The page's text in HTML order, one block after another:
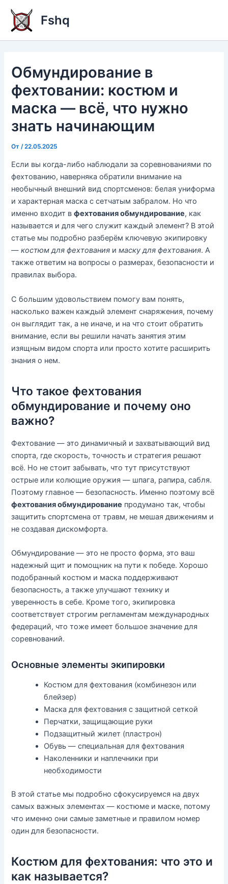
содержимому
Fshq
Обмундирование в
фехтовании: костюм и
маска — всё, что нужно
знать начинающим
От /22.05.2025
Если вы когда-либо наблюдали за соревнованиями по
фехтованию, наверняка обратили внимание на
необычный внешний вид спортсменов: белая униформа
и характерная маска с сетчатым забралом. Но что
именно входит вфехтования обмундирование, как
называется и для чего служит каждый элемент? В этой
статье мы подробно разберём ключевую экипировку
—костюм для фехтования имаску для фехтования. А
также ответим на вопросы о размерах, безопасности и
правилах выбора.
С большим удовольствием помогу вам понять,
насколько важен каждый элемент снаряжения, почему
он выглядит так, а не иначе, и на что стоит обратить
внимание, если вы решили начать занятия этим
изящным видом спорта или просто хотите расширить
знания о нем.
Что такое фехтования
обмундирование и почему оно
важно?
Фехтование — это динамичный и захватывающий вид
спорта, где скорость, точность и стратегия решают
всё. Но не стоит забывать, что тут присутствуют
острые или колющие оружия — шпага, рапира, сабля.
Поэтому главное — безопасность. Именно поэтому всё
фехтования обмундирование продумано так, чтобы
защитить спортсмена от травм, не мешая движениям и
не создавая дискомфорта.
Обмундирование — это не просто форма, это ваш
надежный щит и помощник на пути к победе. Хорошо
подобранный костюм и маска поддерживают
безопасность, а также улучшают технику и
уверенность в себе. Кроме того, экипировка
соответствует строгим регламентам международных
федераций, что тоже имеет большое значение для
соревнований.
Основные элементы экипировки
Костюм для фехтования (комбинезон или
блейзер)
Маска для фехтования с защитной сеткой
Перчатки, защищающие руки
Подзащитный жилет (пластрон)
Обувь — специальная для фехтования
Наколенники и наплечники при
необходимости
В этой статье мы подробно сфокусируемся на двух
самых важных элементах — костюме и маске, потому
что именно они самые заметные и правилом номер
один для безопасности.
Костюм для фехтования: что это и
как называется?